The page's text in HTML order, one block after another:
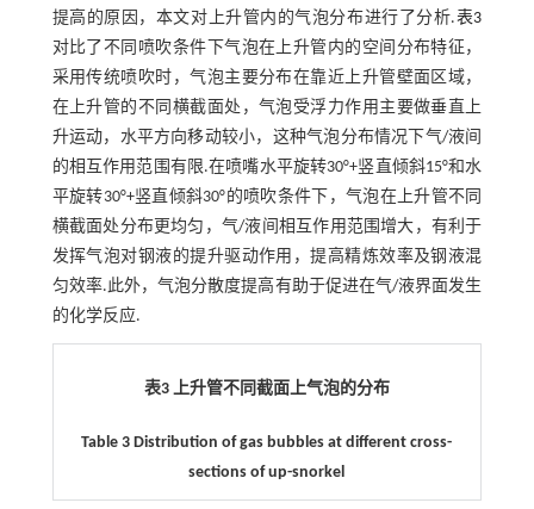
提高的原因，本文对上升管内的气泡分布进行了分析.表3
对比了不同喷吹条件下气泡在上升管内的空间分布特征，
采用传统喷吹时，气泡主要分布在靠近上升管壁面区域，
在上升管的不同横截面处，气泡受浮力作用主要做垂直上
升运动，水平方向移动较小，这种气泡分布情况下气/液间
的相互作用范围有限.在喷嘴水平旋转30°+竖直倾斜15°和水
平旋转30°+竖直倾斜30°的喷吹条件下，气泡在上升管不同
横截面处分布更均匀，气/液间相互作用范围增大，有利于
发挥气泡对钢液的提升驱动作用，提高精炼效率及钢液混
匀效率.此外，气泡分散度提高有助于促进在气/液界面发生
的化学反应.
表3 上升管不同截面上气泡的分布
Table 3 Distribution of gas bubbles at different cross-
sections of up-snorkel